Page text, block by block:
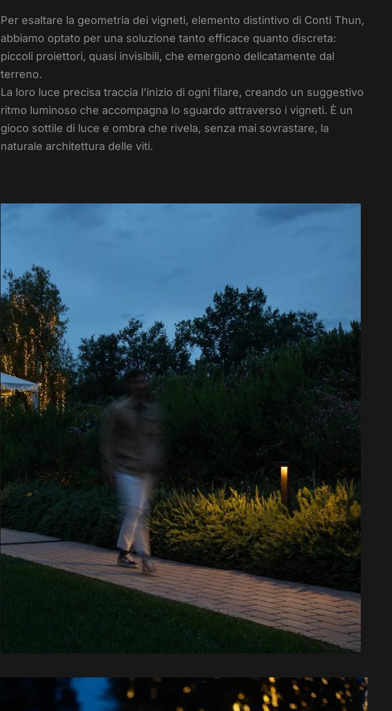
Per esaltare la geometria dei vigneti, elemento distintivo di Conti Thun,
abbiamo optato per una soluzione tanto efficace quanto discreta:
piccoli proiettori, quasi invisibili, che emergono delicatamente dal
terreno.
La loro luce precisa traccia l’inizio di ogni filare, creando un suggestivo
ritmo luminoso che accompagna lo sguardo attraverso i vigneti. È un
gioco sottile di luce e ombra che rivela, senza mai sovrastare, la
naturale architettura delle viti.